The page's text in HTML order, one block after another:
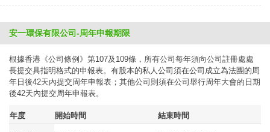
安一環保有限公司-周年申報期限
根據香港《公司條例》第107及109條，所有公司每年須向公司註冊處處
長提交具指明格式的申報表。有股本的私人公司須在公司成立為法團的周
年日後42天內提交周年申報表；其他公司則須在公司舉行周年大會的日期
後42天內提交周年申報表。
年度 開始時間 結束時間